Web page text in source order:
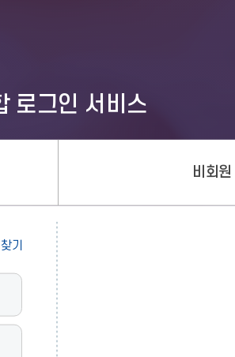
로그인 서비스
비회
기